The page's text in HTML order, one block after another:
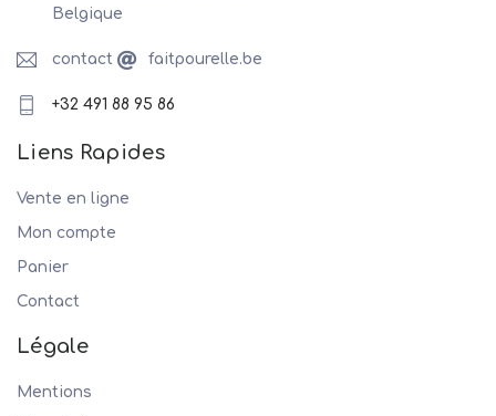
Belgique
contact faitpourelle.be
+32 491 88 95 86
Liens Rapides
Vente en ligne
Mon compte
Panier
Contact
Légale
Mentions